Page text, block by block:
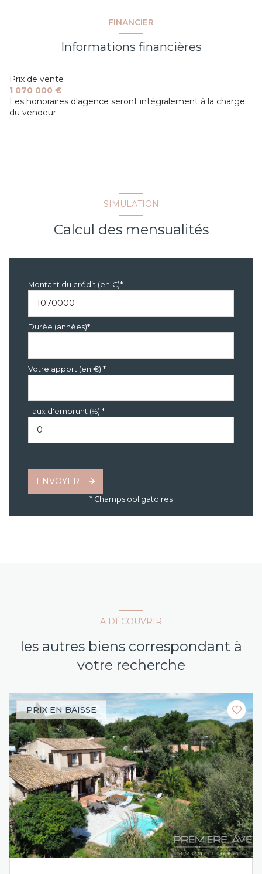
cuisine américaine (équipée)
1 garage(s)
arboré
FINANCIER
Informations financières
Prix de vente
1 070 000 €
Les honoraires d'agence seront intégralement à la charge
du vendeur
SIMULATION
Calcul des mensualités
Montant du crédit (en €)*
Durée (années)*
Votre apport (en €) *
Taux d'emprunt (%) *
ENVOYER
* Champs obligatoires
A DÉCOUVRIR
les autres biens correspondant à
votre recherche
PRIX EN BAISSE